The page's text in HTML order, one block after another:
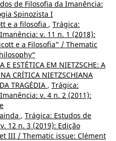
de Filosofia da Imanência:
Spinozista I
e a filosofia , Trágica:
v. 11 n. 1 (2018):
e a Filosofia” / Thematic
E ESTÉTICA EM NIETZSCHE: A
CRÍTICA NIETZSCHIANA
TRAGÉDIA , Trágica:
v. 4 n. 2 (2011):
, Trágica: Estudos de
12 n. 3 (2019): Edição
III / Thematic issue: Clément